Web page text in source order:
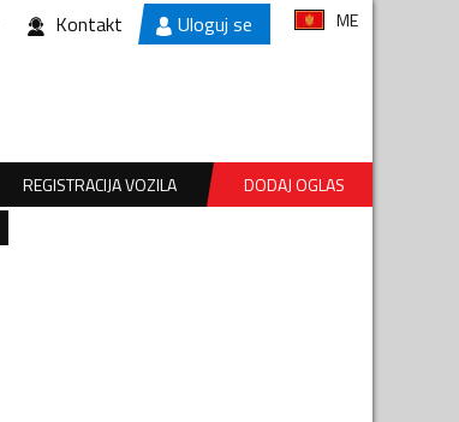
Kontakt Uloguj se ME
REGISTRACIJA VOZILA
DODAJ OGLAS